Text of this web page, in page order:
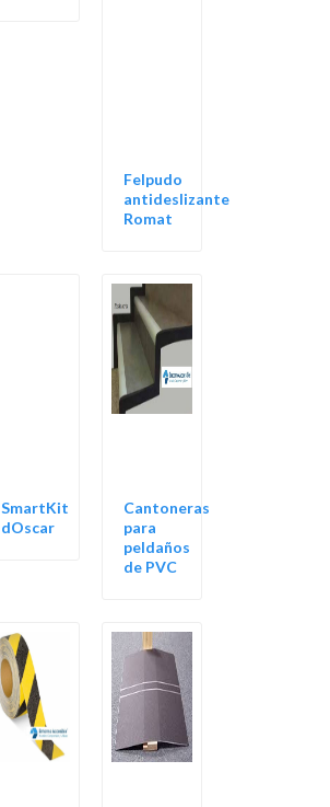
Felpudo
antideslizante
Romat
SmartKit
dOscar
Cantoneras
para
peldaños
de PVC